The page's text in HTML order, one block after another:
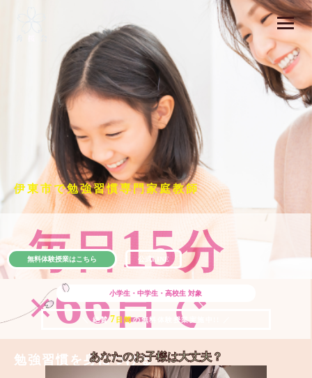
伊東市で勉強習慣専門家庭教師
毎日15分
×66日で
勉強習慣を身につける
小学生・中学生・高校生 対象
＼ 絶賛 7 日間の無料体験授業実施中!! ／
無料体験授業はこちら 公式LINE
あなたのお子様は大丈夫？